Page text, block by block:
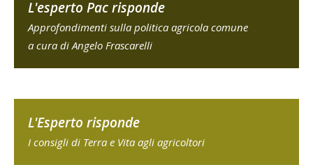
L'esperto Pac risponde
Approfondimenti sulla politica agricola comune
a cura di Angelo Frascarelli
L'Esperto risponde
I consigli di Terra e Vita agli agricoltori